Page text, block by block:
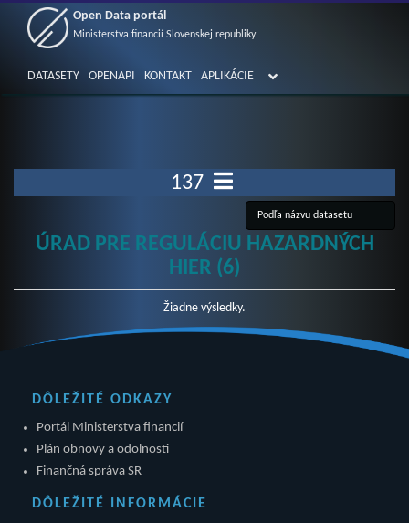
Open Data portál
Ministerstva financií Slovenskej republiky
DATASETY OPENAPI KONTAKT APLIKÁCIE
137
ÚRAD PRE REGULÁCIU HAZARDNÝCH
HIER (6)
Žiadne výsledky.
DÔLEŽITÉ ODKAZY
Portál Ministerstva financií
Plán obnovy a odolnosti
Finančná správa SR
DÔLEŽITÉ INFORMÁCIE